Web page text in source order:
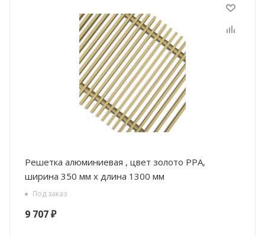
Решетка алюминиевая , цвет золото РРА,
ширина 350 мм х длина 1300 мм
Под заказ
9 707₽